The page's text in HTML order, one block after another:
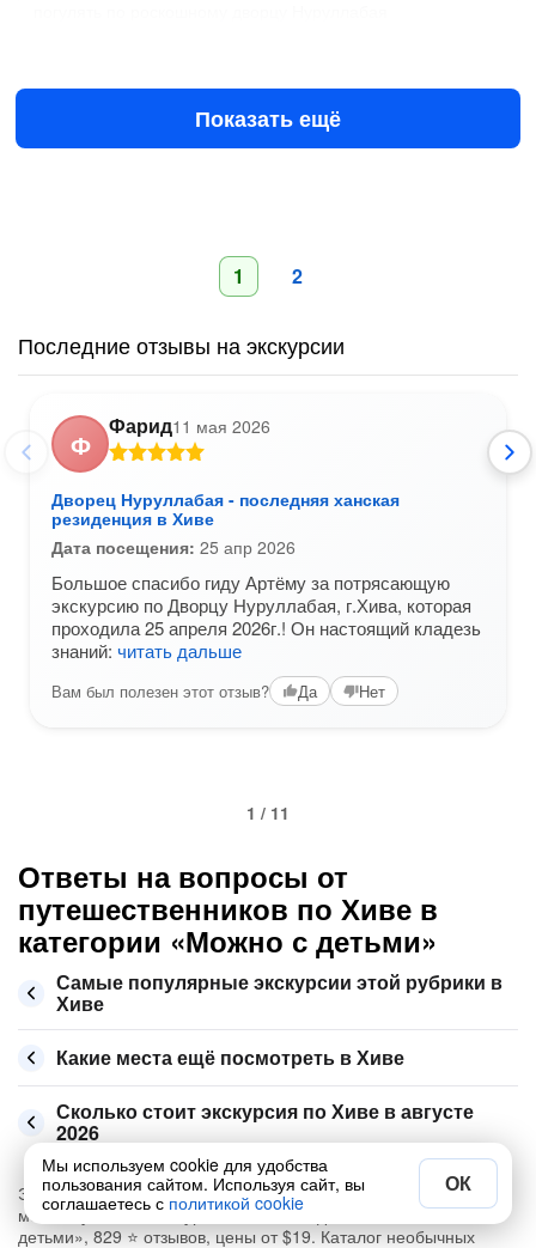
$214 за всё до 4 чел.
Показать ещё
1 2
Последние отзывы на экскурсии
Ф
Фарид11 мая 2026
Дворец Нуруллабая - последняя ханская
резиденция в Хиве
Дата посещения: 25 апр 2026
Большое спасибо гиду Артёму за потрясающую
экскурсию по Дворцу Нуруллабая, г.Хива, которая
проходила 25 апреля 2026г.! Он настоящий кладезь
знаний: читать дальше
Вам был полезен этот отзыв? Да Нет
1 / 11
Ответы на вопросы от
путешественников по Хиве в
категории «Можно с детьми»
Самые популярные экскурсии этой рубрики в
Хиве
Какие места ещё посмотреть в Хиве
Сколько стоит экскурсия по Хиве в августе
2026
Экскурсии на русском языке в Хиве (Узбекистан 🇺🇿) – у нас
можно купить 46 экскурсий на 2026 год по теме «Можно с
детьми», 829 ⭐ отзывов, цены от $19. Каталог необычных
Мы используем cookie для удобства
пользования сайтом. Используя сайт, вы
соглашаетесь с политикой cookie
ОК